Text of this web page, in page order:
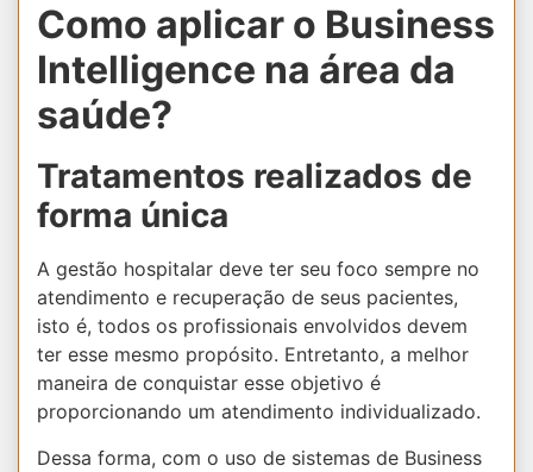
Como aplicar o Business
Intelligence na área da
saúde?
Tratamentos realizados de
forma única
A gestão hospitalar deve ter seu foco sempre no
atendimento e recuperação de seus pacientes,
isto é, todos os profissionais envolvidos devem
ter esse mesmo propósito. Entretanto, a melhor
maneira de conquistar esse objetivo é
proporcionando um atendimento individualizado.
Dessa forma, com o uso de sistemas de Business